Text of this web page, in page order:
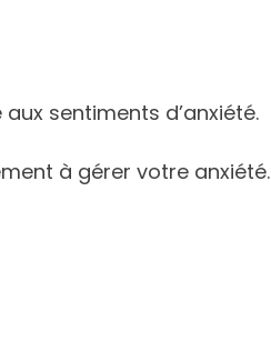
sentiments d’anxiété.
à gérer votre anxiété.